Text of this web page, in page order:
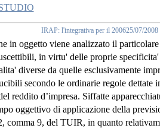
IRAP: l'integrativa per il 200625/07/2008
in oggetto viene analizzato il particolare
in virtu' delle proprie specificita'
diverse da quelle esclusivamente
secondo le ordinarie regole dettate
reddito d’impresa. Siffatte
oggettivo di applicazione della
comma 9, del TUIR, in quanto